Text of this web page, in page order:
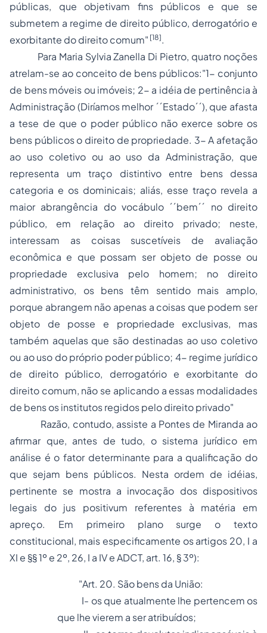
públicas, que objetivam fins públicos e que se
submetem a regime de direito público, derrogatório e
exorbitante do direito comum" [18].
Para Maria Sylvia Zanella Di Pietro, quatro noções
atrelam-se ao conceito de bens públicos:"1- conjunto
de bens móveis ou imóveis; 2- a idéia de pertinência à
Administração (Diríamos melhor ´´Estado´´), que afasta
a tese de que o poder público não exerce sobre os
bens públicos o direito de propriedade. 3- A afetação
ao uso coletivo ou ao uso da Administração, que
representa um traço distintivo entre bens dessa
categoria e os dominicais; aliás, esse traço revela a
maior abrangência do vocábulo ´´bem´´ no direito
público, em relação ao direito privado; neste,
interessam as coisas suscetíveis de avaliação
econômica e que possam ser objeto de posse ou
propriedade exclusiva pelo homem; no direito
administrativo, os bens têm sentido mais amplo,
porque abrangem não apenas a coisas que podem ser
objeto de posse e propriedade exclusivas, mas
também aquelas que são destinadas ao uso coletivo
ou ao uso do próprio poder público; 4- regime jurídico
de direito público, derrogatório e exorbitante do
direito comum, não se aplicando a essas modalidades
de bens os institutos regidos pelo direito privado"
Razão, contudo, assiste a Pontes de Miranda ao
afirmar que, antes de tudo, o sistema jurídico em
análise é o fator determinante para a qualificação do
que sejam bens públicos. Nesta ordem de idéias,
pertinente se mostra a invocação dos dispositivos
legais do jus positivum referentes à matéria em
apreço. Em primeiro plano surge o texto
constitucional, mais especificamente os artigos 20, I a
XI e §§ 1º e 2º, 26, I a IV e ADCT, art. 16, § 3º):
"Art. 20. São bens da União:
I- os que atualmente lhe pertencem os
que lhe vierem a ser atribuídos;